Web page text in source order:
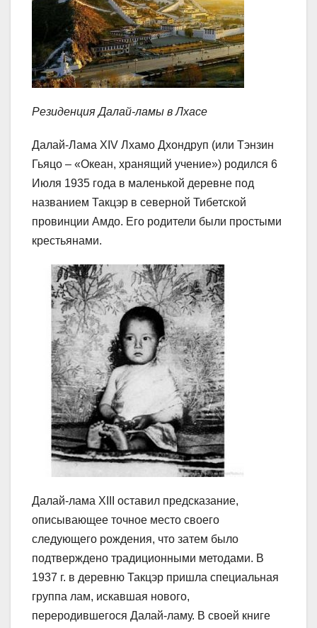
Резиденция Далай-ламы в Лхасе
Далай-Лама XIV Лхамо Дхондруп (или Тэнзин
Гьяцо – «Океан, хранящий учение») родился 6
Июля 1935 года в маленькой деревне под
названием Такцэр в северной Тибетской
провинции Амдо. Его родители были простыми
крестьянами.
Далай-лама XIII оставил предсказание,
описывающее точное место своего
следующего рождения, что затем было
подтверждено традиционными методами. В
1937 г. в деревню Такцэр пришла специальная
группа лам, искавшая нового,
переродившегося Далай-ламу. В своей книге